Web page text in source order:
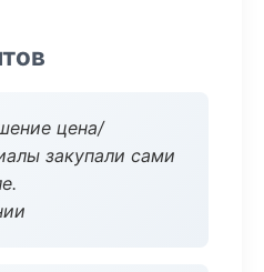
цена/
закупали сами